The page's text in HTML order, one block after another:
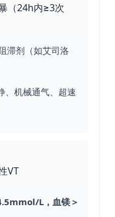
内≥3次
滞剂（如艾司洛
、机械通气、超速
L，血镁＞